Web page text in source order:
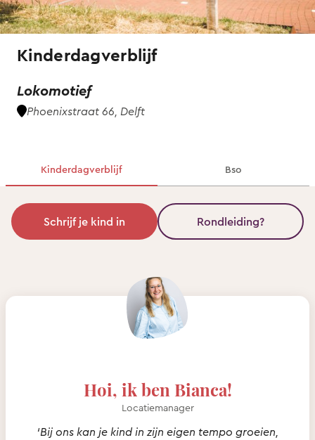
Kinderdagverblijf
Lokomotief
Phoenixstraat 66, Delft
Kinderdagverblijf Bso
Schrijf je kind in Rondleiding?
Hoi, ik ben Bianca!
Locatiemanager
‘Bij ons kan je kind in zijn eigen tempo groeien,